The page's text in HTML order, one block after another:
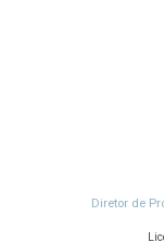
Diretor de